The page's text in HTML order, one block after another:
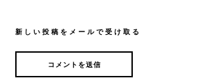
新しい投稿をメールで受け取る